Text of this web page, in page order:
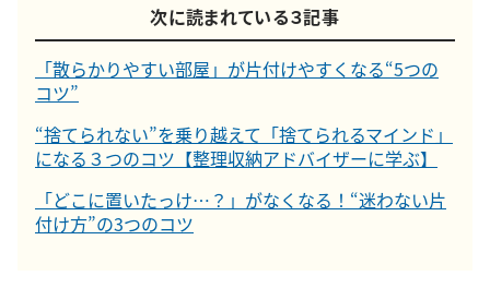
次に読まれている３記事
「散らかりやすい部屋」が片付けやすくなる“5つの
コツ”
“捨てられない”を乗り越えて「捨てられるマインド」
になる３つのコツ【整理収納アドバイザーに学ぶ】
「どこに置いたっけ…？」がなくなる！“迷わない片
付け方”の3つのコツ